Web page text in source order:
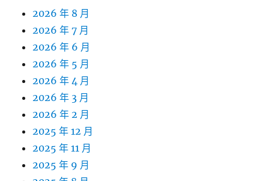
2026 年 8 月
2026 年 7 月
2026 年 6 月
2026 年 5 月
2026 年 4 月
2026 年 3 月
2026 年 2 月
2025 年 12 月
2025 年 11 月
2025 年 9 月